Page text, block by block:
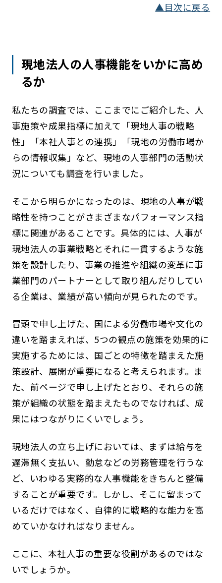
▲目次に戻る
現地法人の人事機能をいかに高め
るか
私たちの調査では、ここまでにご紹介した、人
事施策や成果指標に加えて「現地人事の戦略
性」「本社人事との連携」「現地の労働市場か
らの情報収集」など、現地の人事部門の活動状
況についても調査を行いました。
そこから明らかになったのは、現地の人事が戦
略性を持つことがさまざまなパフォーマンス指
標に関連があることです。具体的には、人事が
現地法人の事業戦略とそれに一貫するような施
策を設計したり、事業の推進や組織の変革に事
業部門のパートナーとして取り組んだりしてい
る企業は、業績が高い傾向が見られたのです。
冒頭で申し上げた、国による労働市場や文化の
違いを踏まえれば、5つの観点の施策を効果的に
実施するためには、国ごとの特徴を踏まえた施
策設計、展開が重要になると考えられます。ま
た、前ページで申し上げたとおり、それらの施
策が組織の状態を踏まえたものでなければ、成
果にはつながりにくいでしょう。
現地法人の立ち上げにおいては、まずは給与を
遅滞無く支払い、勤怠などの労務管理を行うな
ど、いわゆる実務的な人事機能をきちんと整備
することが重要です。しかし、そこに留まって
いるだけではなく、自律的に戦略的な能力を高
めていかなければなりません。
ここに、本社人事の重要な役割があるのではな
いでしょうか。